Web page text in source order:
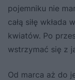
pojemniku nie
całą siłę
kwiatów. Po
wstrzymać się z
Od marca aż do